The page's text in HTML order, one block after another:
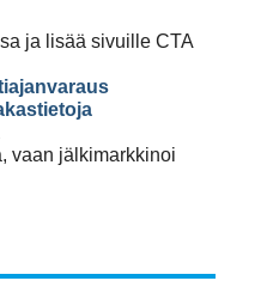
ja lisää sivuille CTA
vaan jälkimarkkinoi